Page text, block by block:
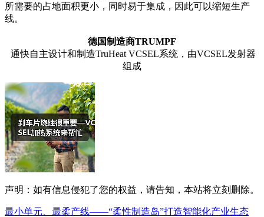
所需要的占地面积更小，同时易于集成，因此可以缩短生产
线。
德国制造商TRUMPF
通快自主设计和制造TruHeat VCSEL系统，由VCSEL发射器
组成
声明：如有信息侵犯了您的权益，请告知，本站将立刻删除。
最小单元、最柔产线——“柔性制造岛”打造智能化产业生态